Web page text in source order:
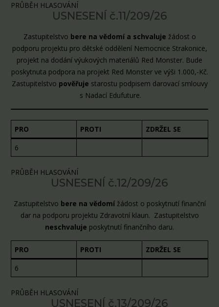
PRŮBĚH HLASOVÁNÍ
USNESENÍ č.11/209/26
Zastupitelstvo bere na vědomí a schvaluje žádost o
podporu projektu pro dětské oddělení Nemocnice Strakonice,
projekt na dodání výukových materiálů Red Monster. Bude
poskytnuta podpora na projekt Red Monster ve výši 1.000,-Kč.
Zastupitelstvo pověřuje starostu podpisem darovací smlouvy
s Nadací Edufuture.
PRO PROTI
ZDRŽEL SE
6
PRŮBĚH HLASOVÁNÍ
USNESENÍ č.12/209/26
Zastupitelstvo bere na vědomížádost o poskytnutí finanční
dar na podporu projektu Zdravotní klaun. Zastupitelstvo
neschvaluje poskytnutí finančního daru.
PRO PROTI
ZDRŽEL SE
6
PRŮBĚH HLASOVÁNÍ
USNESENÍ č.13/209/26